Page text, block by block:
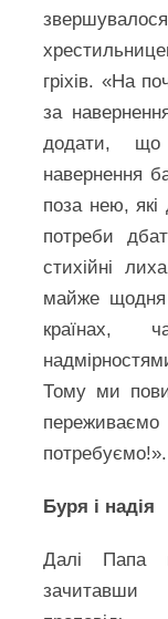
гріхів. «На
за
додати,
навернення
поза нею, які
потреби
стихійні
майже щодня
країнах,
Тому ми
потребуємо!».
Буря і надія
Далі Папа
зачитавши